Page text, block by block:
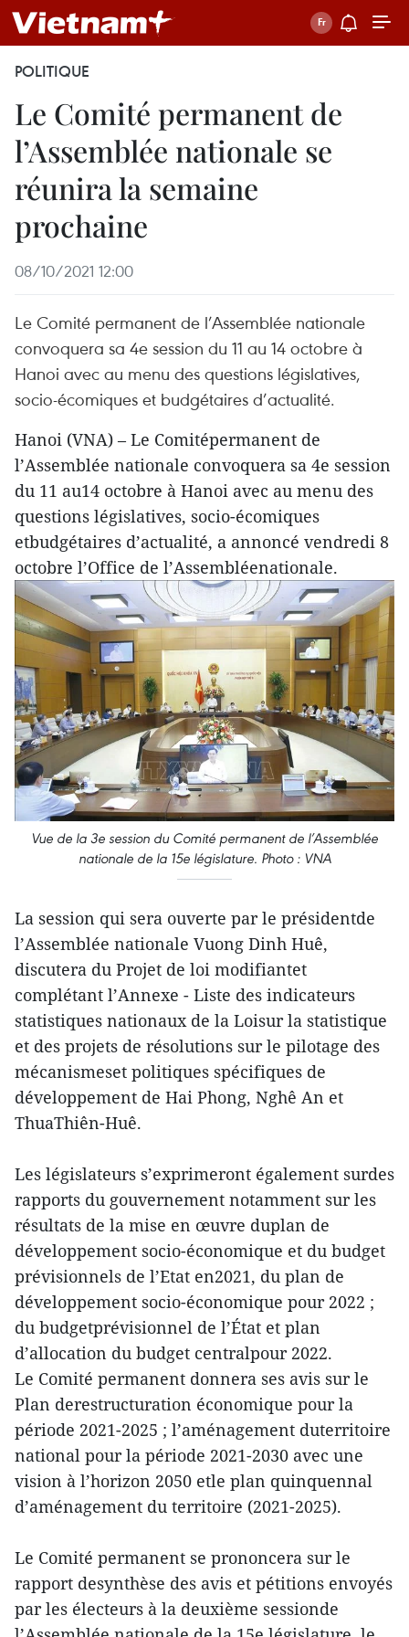
POLITIQUE
Le Comité permanent de
l’Assemblée nationale se
réunira la semaine
prochaine
08/10/2021 12:00
Le Comité permanent de l’Assemblée nationale
convoquera sa 4e session du 11 au 14 octobre à
Hanoi avec au menu des questions législatives,
socio-écomiques et budgétaires d’actualité.
Hanoi (VNA) – Le Comitépermanent de
l’Assemblée nationale convoquera sa 4e session
du 11 au14 octobre à Hanoi avec au menu des
questions législatives, socio-écomiques
etbudgétaires d’actualité, a annoncé vendredi 8
octobre l’Office de l’Assembléenationale.
Vue de la 3e session du Comité permanent de l’Assemblée
nationale de la 15e législature. Photo : VNA
La session qui sera ouverte par le présidentde
l’Assemblée nationale Vuong Dinh Huê,
discutera du Projet de loi modifiantet
complétant l’Annexe - Liste des indicateurs
statistiques nationaux de la Loisur la statistique
et des projets de résolutions sur le pilotage des
mécanismeset politiques spécifiques de
développement de Hai Phong, Nghê An et
ThuaThiên-Huê.
Les législateurs s’exprimeront également surdes
rapports du gouvernement notamment sur les
résultats de la mise en œuvre duplan de
développement socio-économique et du budget
prévisionnels de l’Etat en2021, du plan de
développement socio-économique pour 2022 ;
du budgetprévisionnel de l’État et plan
d’allocation du budget centralpour 2022.
Le Comité permanent donnera ses avis sur le
Plan derestructuration économique pour la
période 2021-2025 ; l’aménagement duterritoire
national pour la période 2021-2030 avec une
vision à l’horizon 2050 etle plan quinquennal
d’aménagement du territoire (2021-2025).
Le Comité permanent se prononcera sur le
rapport desynthèse des avis et pétitions envoyés
par les électeurs à la deuxième sessionde